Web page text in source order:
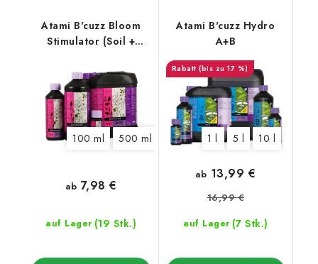
Atami B'cuzz Bloom
Stimulator (Soil +
100 ml 500 ml 1 l 5 l
auf Lager (19 Stk.)
ab 7,98 €
Atami B'cuzz Hydro
A+B
(bis zu 17 %)
1 l 5 l 10 l
auf Lager (7 Stk.)
ab 13,99 €
16,99 €